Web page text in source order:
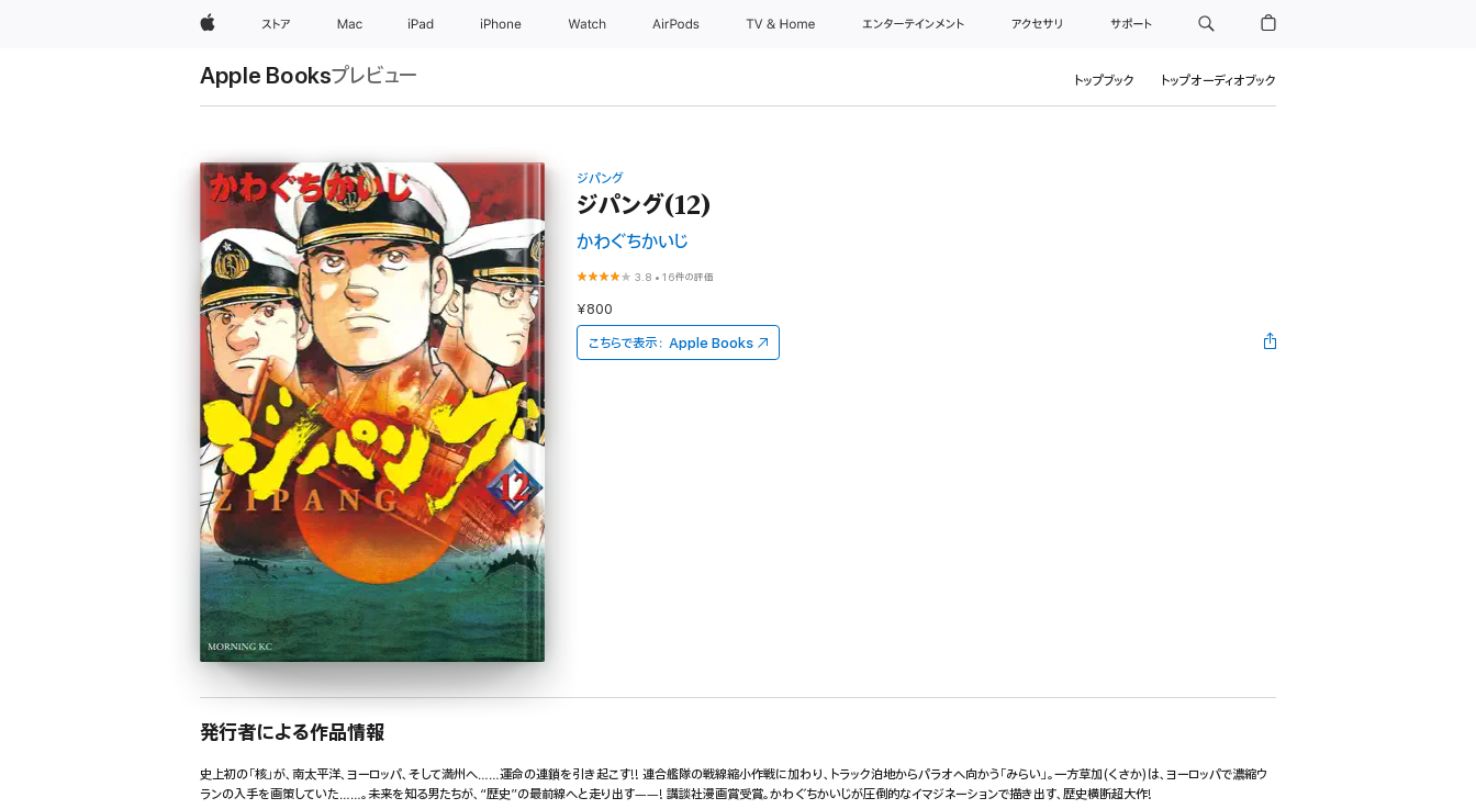
Appleストア Mac iPad iPhone Watch AirPods TV & Home エンターテインメント アクセサリ サポート
Apple Booksプレビュー トップブック トップオーディオブック
ジパング
ジパング(12)
かわぐちかいじ
3.8 •16件の評価
¥800
こちらで表示： Apple Books
発行者による作品情報
史上初の「核」が、南太平洋、ヨーロッパ、そして満州へ……運命の連鎖を引き起こす!! 連合艦隊の戦線縮小作戦に加わり、トラック泊地からパラオへ向かう「みらい」。一方草加(くさか)は、ヨーロッパで濃縮ウ
ランの入手を画策していた……。未来を知る男たちが、“歴史”の最前線へと走り出す――! 講談社漫画賞受賞。かわぐちかいじが圧倒的なイマジネーションで描き出す、歴史横断超大作!